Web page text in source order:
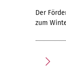
Der
zum